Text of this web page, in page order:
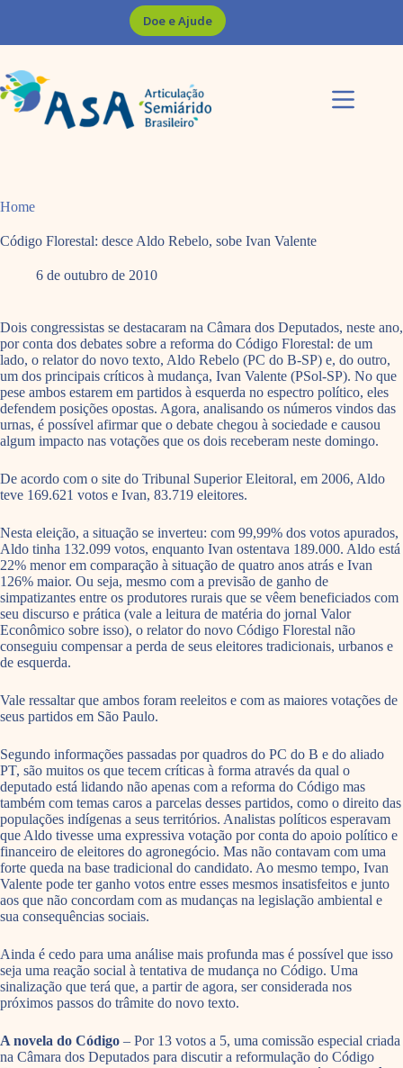
Doe e Ajude
Home
Código Florestal: desce Aldo Rebelo, sobe Ivan Valente
6 de outubro de 2010
Dois congressistas se destacaram na Câmara dos Deputados, neste ano,
por conta dos debates sobre a reforma do Código Florestal: de um
lado, o relator do novo texto, Aldo Rebelo (PC do B-SP) e, do outro,
um dos principais críticos à mudança, Ivan Valente (PSol-SP). No que
pese ambos estarem em partidos à esquerda no espectro político, eles
defendem posições opostas. Agora, analisando os números vindos das
urnas, é possível afirmar que o debate chegou à sociedade e causou
algum impacto nas votações que os dois receberam neste domingo.
De acordo com o site do Tribunal Superior Eleitoral, em 2006, Aldo
teve 169.621 votos e Ivan, 83.719 eleitores.
Nesta eleição, a situação se inverteu: com 99,99% dos votos apurados,
Aldo tinha 132.099 votos, enquanto Ivan ostentava 189.000. Aldo está
22% menor em comparação à situação de quatro anos atrás e Ivan
126% maior. Ou seja, mesmo com a previsão de ganho de
simpatizantes entre os produtores rurais que se vêem beneficiados com
seu discurso e prática (vale a leitura de matéria do jornal Valor
Econômico sobre isso), o relator do novo Código Florestal não
conseguiu compensar a perda de seus eleitores tradicionais, urbanos e
de esquerda.
Vale ressaltar que ambos foram reeleitos e com as maiores votações de
seus partidos em São Paulo.
Segundo informações passadas por quadros do PC do B e do aliado
PT, são muitos os que tecem críticas à forma através da qual o
deputado está lidando não apenas com a reforma do Código mas
também com temas caros a parcelas desses partidos, como o direito das
populações indígenas a seus territórios. Analistas políticos esperavam
que Aldo tivesse uma expressiva votação por conta do apoio político e
financeiro de eleitores do agronegócio. Mas não contavam com uma
forte queda na base tradicional do candidato. Ao mesmo tempo, Ivan
Valente pode ter ganho votos entre esses mesmos insatisfeitos e junto
aos que não concordam com as mudanças na legislação ambiental e
sua consequências sociais.
Ainda é cedo para uma análise mais profunda mas é possível que isso
seja uma reação social à tentativa de mudança no Código. Uma
sinalização que terá que, a partir de agora, ser considerada nos
próximos passos do trâmite do novo texto.
A novela do Código – Por 13 votos a 5, uma comissão especial criada
na Câmara dos Deputados para discutir a reformulação do Código